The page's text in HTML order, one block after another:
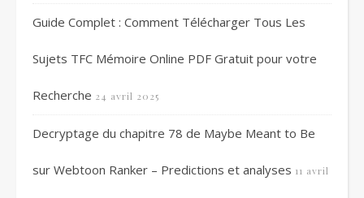
Guide Complet : Comment Télécharger Tous Les
Sujets TFC Mémoire Online PDF Gratuit pour votre
Recherche 24 avril 2025
Decryptage du chapitre 78 de Maybe Meant to Be
sur Webtoon Ranker – Predictions et analyses 11 avril